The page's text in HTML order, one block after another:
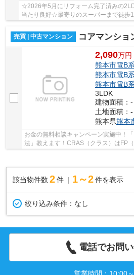
☆2026年5月にリフォーム完了済みの
当たり良好☆最寄りのスーパーまで徒歩
売買 | 中古マンション
コアマンショ
2,090万円
熊本市電B
熊本市電B
熊本市電B
3LDK
建物面積：-
土地面積：-
熊本県熊本
お金の無料相談キャンペーン実施中！
法」教えます！CRAS（クラス）はFP
該当物件数 2件 1～2 件を表示
絞り込み条件： なし
電話でお問